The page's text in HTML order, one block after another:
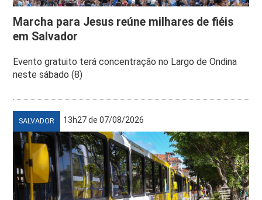
Marcha para Jesus reúne milhares de fiéis
em Salvador
Evento gratuito terá concentração no Largo de Ondina
neste sábado (8)
SALVADOR 13h27 de 07/08/2026